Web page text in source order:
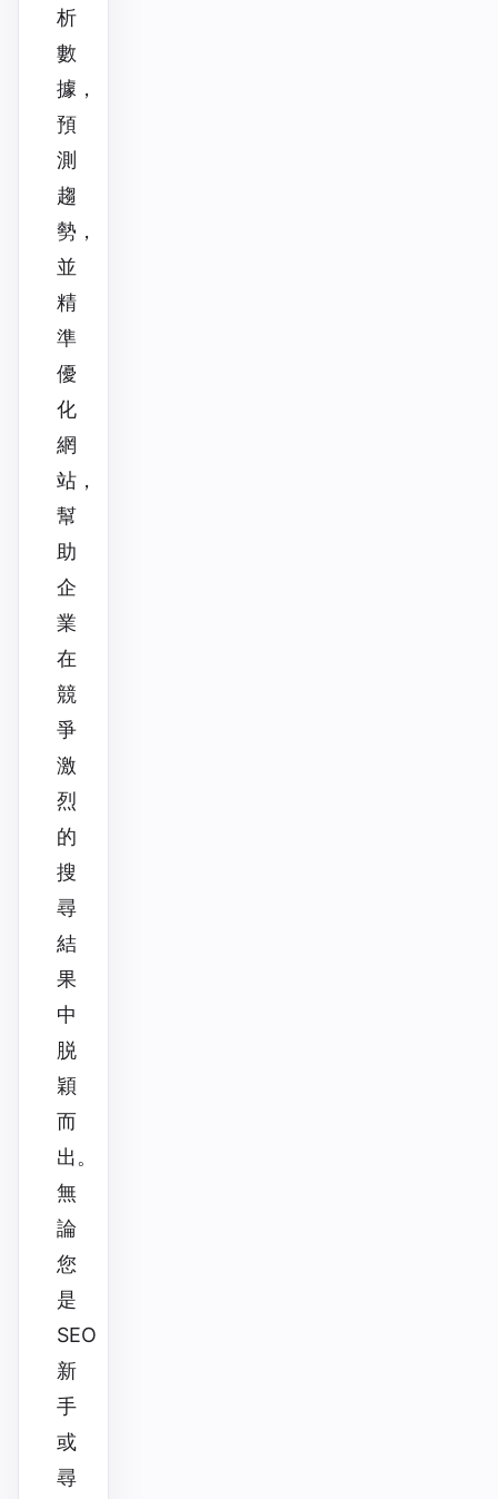
析
數
據，
預
測
趨
勢，
並
精
準
優
化
網
站，
幫
助
企
業
在
競
爭
激
烈
的
搜
尋
結
果
中
脱
穎
而
出。
無
論
您
是
SEO
新
手
或
尋